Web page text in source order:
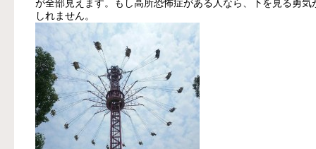
が全部見えます。もし高所恐怖症がある人なら、下を見る勇
しれません。